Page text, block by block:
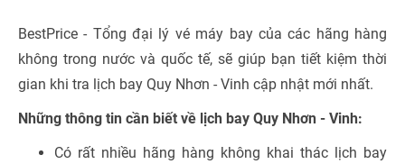
BestPrice - Tổng đại lý vé máy bay của các hãng hàng
không trong nước và quốc tế, sẽ giúp bạn tiết kiệm thời
gian khi tra lịch bay Quy Nhơn - Vinh cập nhật mới nhất.
Những thông tin cần biết về lịch bay Quy Nhơn - Vinh:
Có rất nhiều hãng hàng không khai thác lịch bay